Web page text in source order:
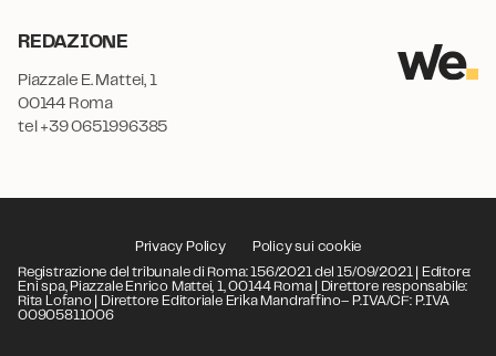
REDAZIONE
Piazzale E. Mattei, 1
00144 Roma
tel +39 0651996385
Privacy Policy
Policy sui cookie
Registrazione del tribunale di Roma: 156/2021 del 15/09/2021 | Editore:
Eni spa, Piazzale Enrico Mattei, 1, 00144 Roma | Direttore responsabile:
Rita Lofano | Direttore Editoriale Erika Mandraffino– P.IVA/CF: P.IVA
00905811006